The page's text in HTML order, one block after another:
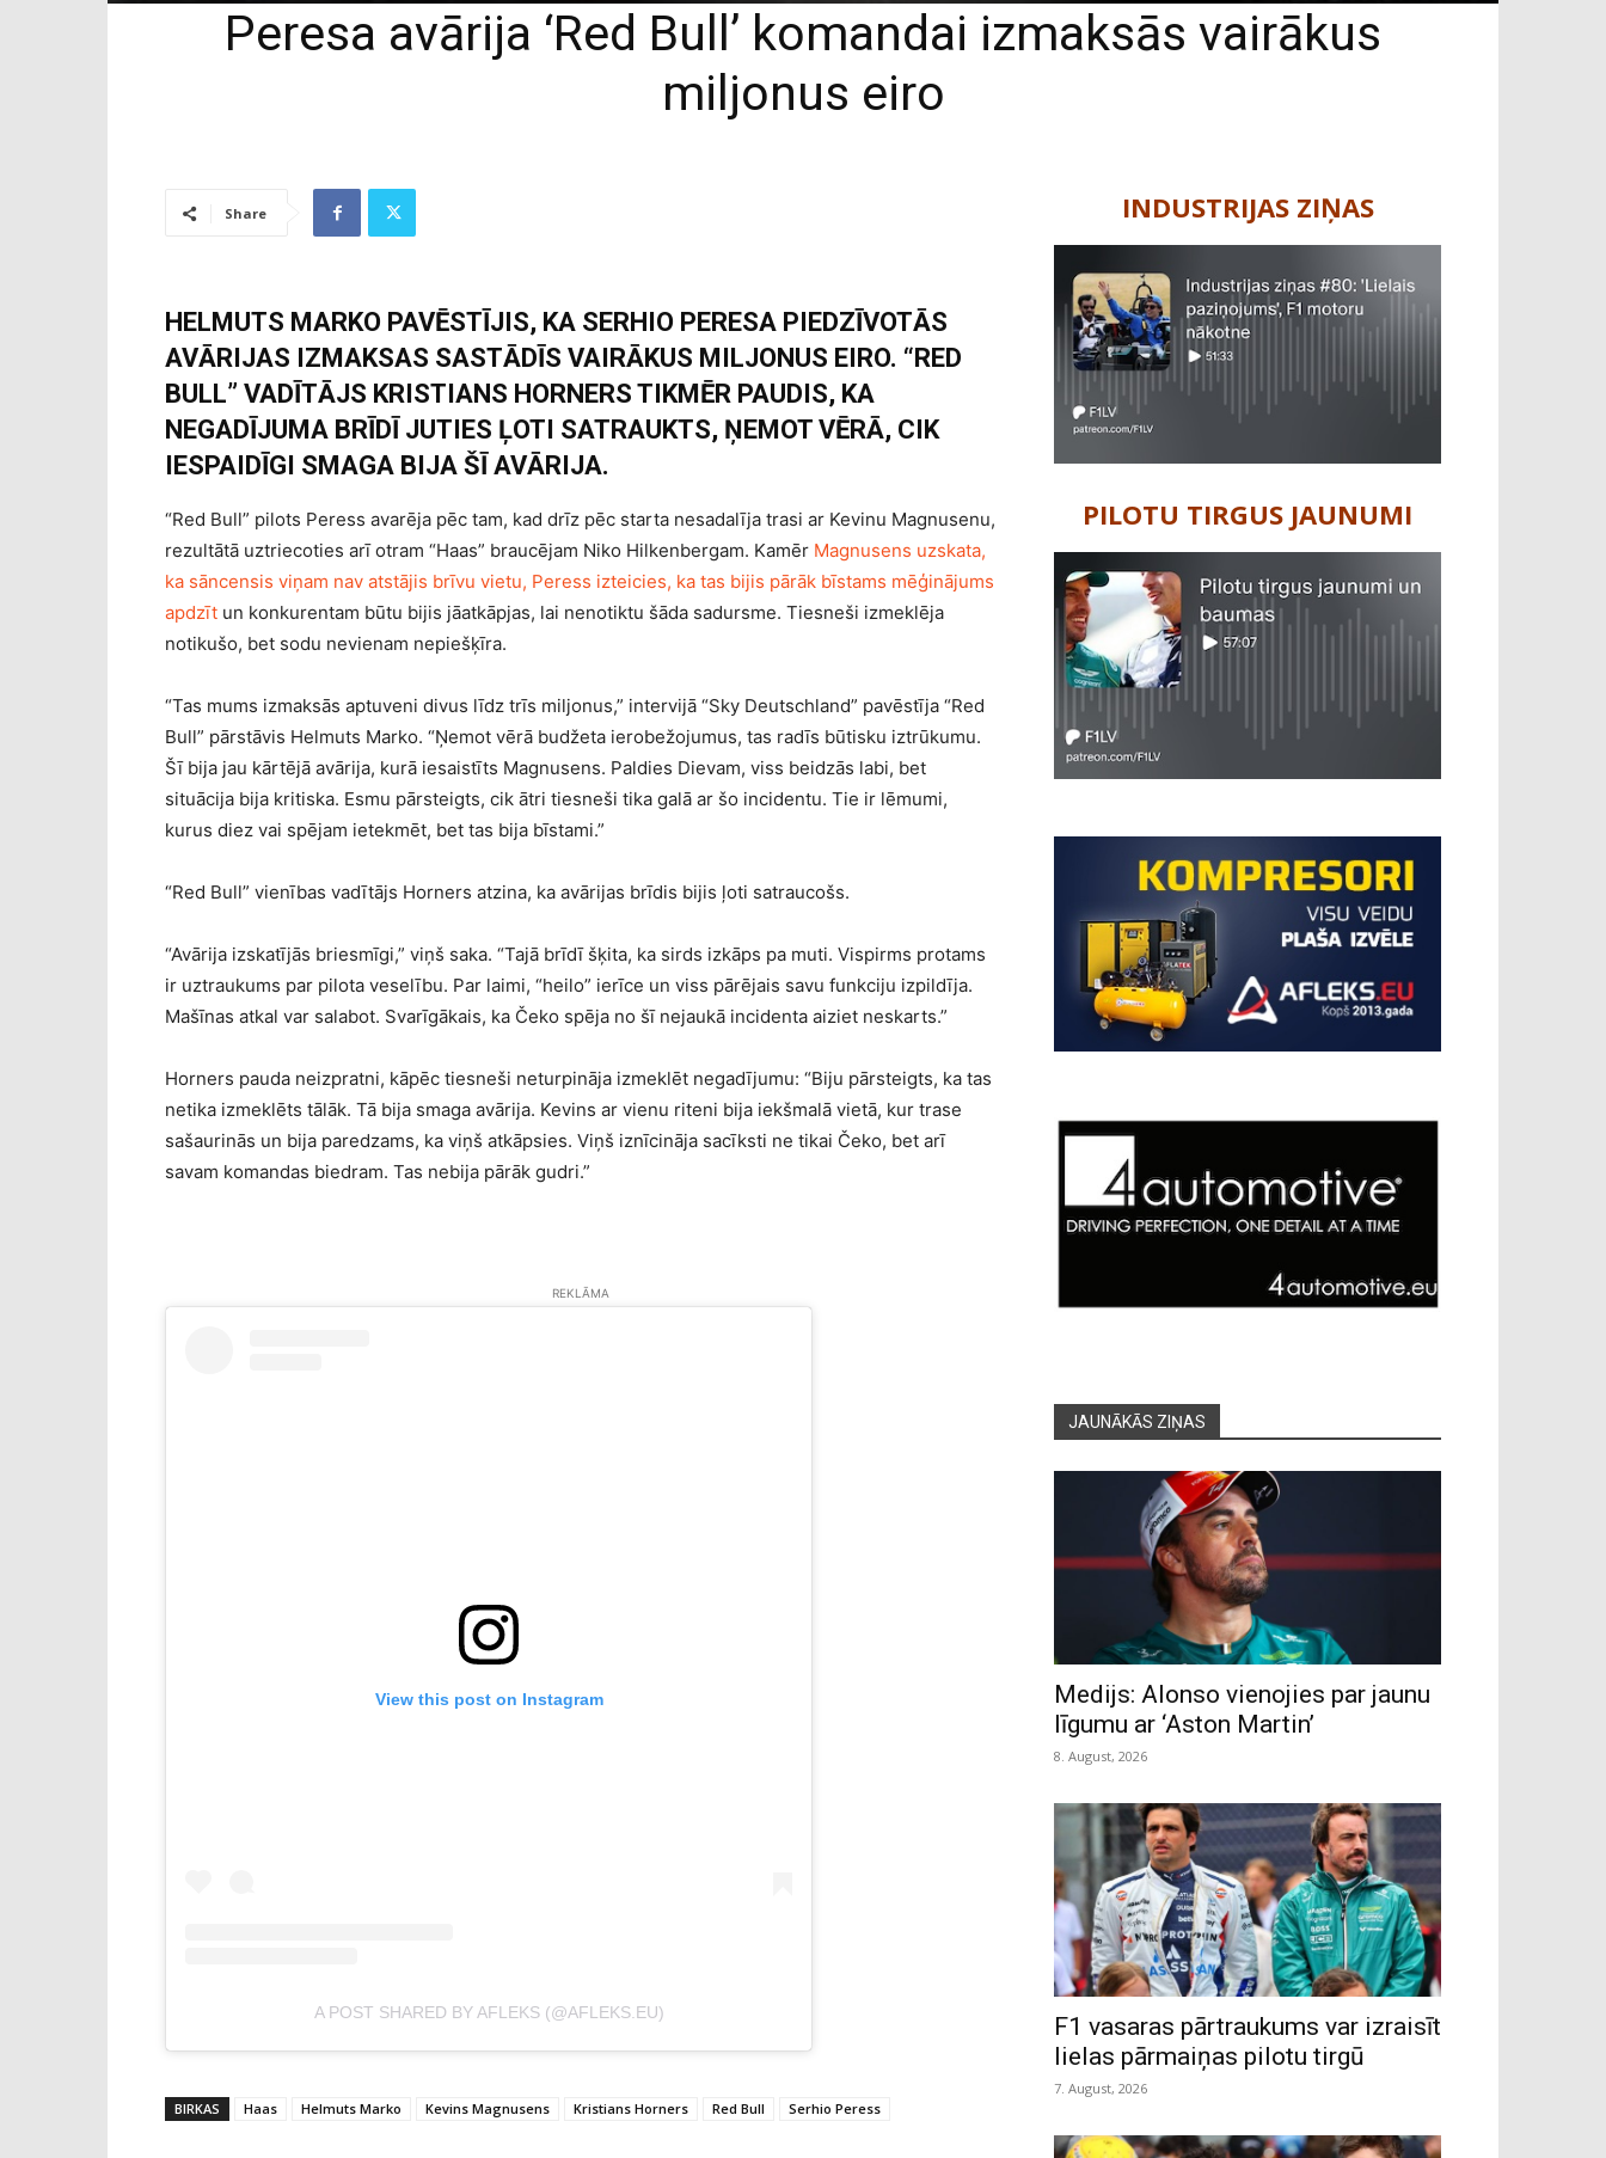
Peresa avārija ‘Red Bull’ komandai izmaksās vairākus
miljonus eiro
Share
HELMUTS MARKO PAVĒSTĪJIS, KA SERHIO PERESA PIEDZĪVOTĀS
AVĀRIJAS IZMAKSAS SASTĀDĪS VAIRĀKUS MILJONUS EIRO. “RED
BULL” VADĪTĀJS KRISTIANS HORNERS TIKMĒR PAUDIS, KA
NEGADĪJUMA BRĪDĪ JUTIES ĻOTI SATRAUKTS, ŅEMOT VĒRĀ, CIK
IESPAIDĪGI SMAGA BIJA ŠĪ AVĀRIJA.
“Red Bull” pilots Peress avarēja pēc tam, kad drīz pēc starta nesadalīja trasi ar Kevinu Magnusenu,
rezultātā uztriecoties arī otram “Haas” braucējam Niko Hilkenbergam. Kamēr Magnusens uzskata,
ka sāncensis viņam nav atstājis brīvu vietu, Peress izteicies, ka tas bijis pārāk bīstams mēģinājums
apdzīt un konkurentam būtu bijis jāatkāpjas, lai nenotiktu šāda sadursme. Tiesneši izmeklēja
notikušo, bet sodu nevienam nepiešķīra.
“Tas mums izmaksās aptuveni divus līdz trīs miljonus,” intervijā “Sky Deutschland” pavēstīja “Red
Bull” pārstāvis Helmuts Marko. “Ņemot vērā budžeta ierobežojumus, tas radīs būtisku iztrūkumu.
Šī bija jau kārtējā avārija, kurā iesaistīts Magnusens. Paldies Dievam, viss beidzās labi, bet
situācija bija kritiska. Esmu pārsteigts, cik ātri tiesneši tika galā ar šo incidentu. Tie ir lēmumi,
kurus diez vai spējam ietekmēt, bet tas bija bīstami.”
“Red Bull” vienības vadītājs Horners atzina, ka avārijas brīdis bijis ļoti satraucošs.
“Avārija izskatījās briesmīgi,” viņš saka. “Tajā brīdī šķita, ka sirds izkāps pa muti. Vispirms protams
ir uztraukums par pilota veselību. Par laimi, “heilo” ierīce un viss pārējais savu funkciju izpildīja.
Mašīnas atkal var salabot. Svarīgākais, ka Čeko spēja no šī nejaukā incidenta aiziet neskarts.”
Horners pauda neizpratni, kāpēc tiesneši neturpināja izmeklēt negadījumu: “Biju pārsteigts, ka tas
netika izmeklēts tālāk. Tā bija smaga avārija. Kevins ar vienu riteni bija iekšmalā vietā, kur trase
sašaurinās un bija paredzams, ka viņš atkāpsies. Viņš iznīcināja sacīksti ne tikai Čeko, bet arī
savam komandas biedram. Tas nebija pārāk gudri.”
REKLĀMA
View this post on Instagram
A POST SHARED BY AFLEKS (@AFLEKS.EU)
BIRKAS Haas Helmuts Marko Kevins Magnusens Kristians Horners Red Bull Serhio Peress
INDUSTRIJAS ZIŅAS
PILOTU TIRGUS JAUNUMI
JAUNĀKĀS ZIŅAS
Medijs: Alonso vienojies par jaunu
līgumu ar ‘Aston Martin’
8. August, 2026
F1 vasaras pārtraukums var izraisīt
lielas pārmaiņas pilotu tirgū
7. August, 2026